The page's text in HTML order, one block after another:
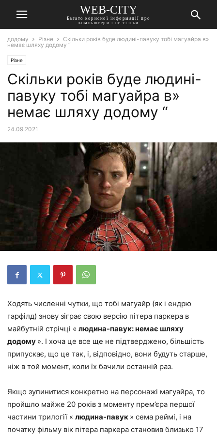
WEB-CITY
Багато корисної інформації про
компьютери і не тільки
додому Різне
Скільки років буде людині-павуку тобі магуайра в»
немає шляху додому “
Різне
Скільки років буде людині-
павуку тобі магуайра в»
немає шляху додому “
24.09.2021
Ходять численні чутки, що тобі магуайр (як і ендрю
гарфілд) знову зіграє свою версію пітера паркера в
майбутній стрічці « людина-павук: немає шляху
додому ». І хоча це все ще не підтверджено, більшість
припускає, що це так, і, відповідно, вони будуть старше,
ніж в той момент, коли їх бачили останній раз.
Якщо зупинитися конкретно на персонажі магуайра, то
пройшло майже 20 років з моменту прем’єра першої
частини трилогії « людина-павук » сема реймі, і на
початку фільму вік пітера паркера становив близько 17